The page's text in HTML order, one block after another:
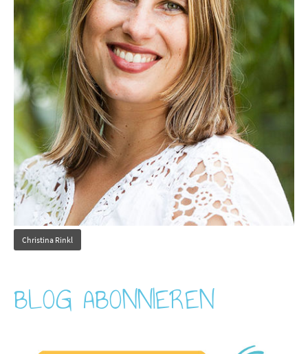
Christina Rinkl
BLOG ABONNIEREN